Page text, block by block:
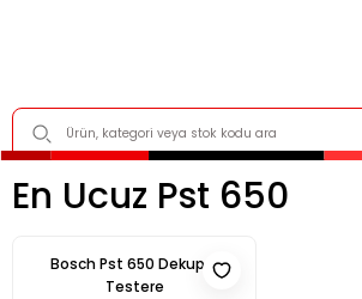
En Ucuz Pst 650
Bosch Pst 650 Dekupaj
Testere